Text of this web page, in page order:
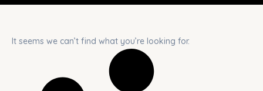
It seems we can’t find what you’re looking for.